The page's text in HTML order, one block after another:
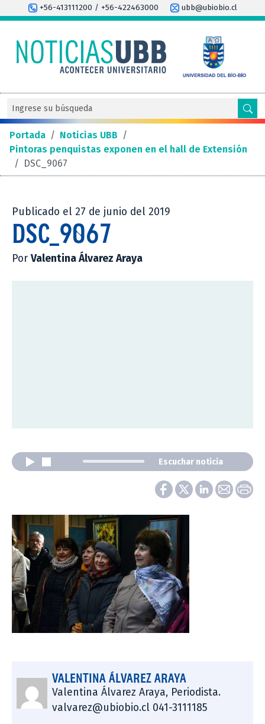
+56-413111200 / +56-422463000 ubb@ubiobio.cl
Portada / Noticias UBB /
Pintoras penquistas exponen en el hall de Extensión
/ DSC_9067
Publicado el 27 de junio del 2019
DSC_9067
PorValentina Álvarez Araya
Escuchar noticia
VALENTINA ÁLVAREZ ARAYA
Valentina Álvarez Araya, Periodista.
valvarez@ubiobio.cl 041-3111185